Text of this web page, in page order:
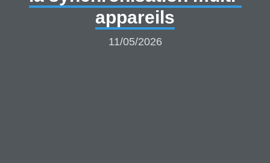
appareils
11/05/2026